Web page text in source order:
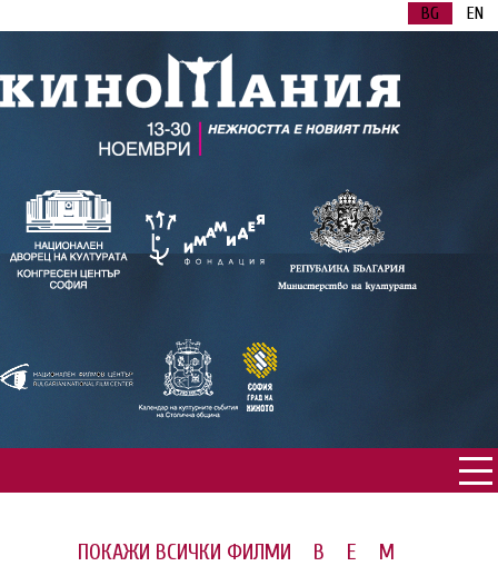
BG EN
ПОКАЖИ ВСИЧКИ ФИЛМИ B E
M